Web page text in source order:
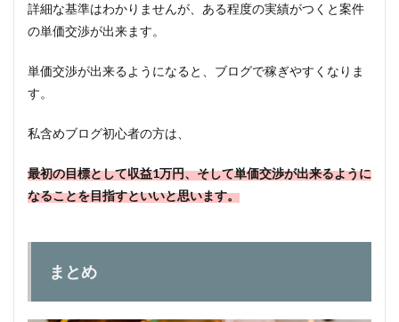
詳細な基準はわかりませんが、ある程度の実績がつくと案件
の単価交渉が出来ます。
単価交渉が出来るようになると、ブログで稼ぎやすくなりま
す。
私含めブログ初心者の方は、
最初の目標として収益1万円、そして単価交渉が出来るように
なることを目指すといいと思います。
まとめ